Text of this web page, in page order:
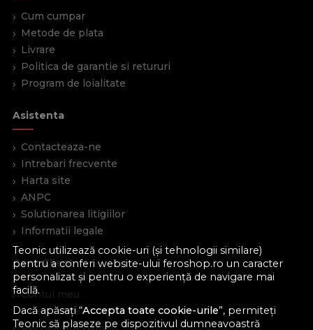
Teonic utilizează cookie-uri (și tehnologii similare)
pentru a conferi website-ului feroshop.ro un caracter
personalizat și pentru o experiență de navigare mai
facilă.
Dacă apăsați “Accepta toate cookie-urile”, permiteți
Teonic să plaseze pe dispozitivul dumneavoastră
Cum cumpar
Metode de plata
Livrare
Politica de garantie si retururi
Program de loialitate
Asistenta
Contacteaza-ne
Intrebari frecvente
Harta site
ANPC
Solutionarea litigiilor
Informatii legale
Cont Client
Contul meu
Inregistrare